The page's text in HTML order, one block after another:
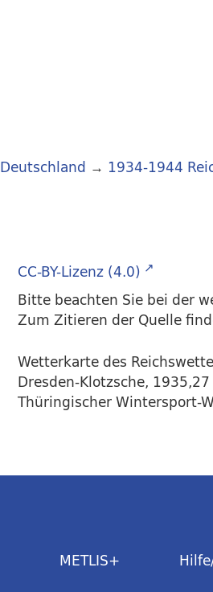
Deutschland → 1934-1944
CC-BY-Lizenz (4.0)
Bitte beachten Sie bei der
Zum Zitieren der Quelle
Wetterkarte des
Dresden-Klotzsche,
Thüringischer Wintersport-
METLIS+